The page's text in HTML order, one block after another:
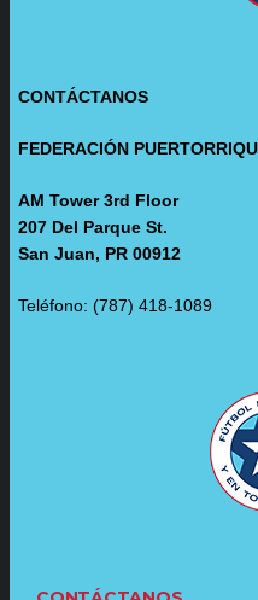
CONTÁCTANOS
FEDERACIÓN
AM Tower 3rd Floor
207 Del Parque St.
San Juan, PR 00912
Teléfono: (787) 418-1089